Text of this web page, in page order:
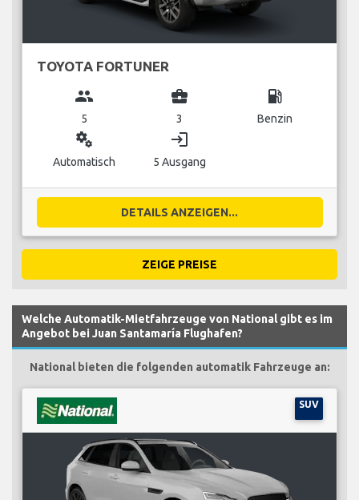
TOYOTA FORTUNER
group
5
business_center
3
local_gas_station
Benzin
miscellaneous_services
Automatisch
login
5 Ausgang
DETAILS ANZEIGEN...
ZEIGE PREISE
Welche Automatik-Mietfahrzeuge von National gibt es im
Angebot bei Juan Santamaría Flughafen?
National bieten die folgenden automatik Fahrzeuge an:
SUV